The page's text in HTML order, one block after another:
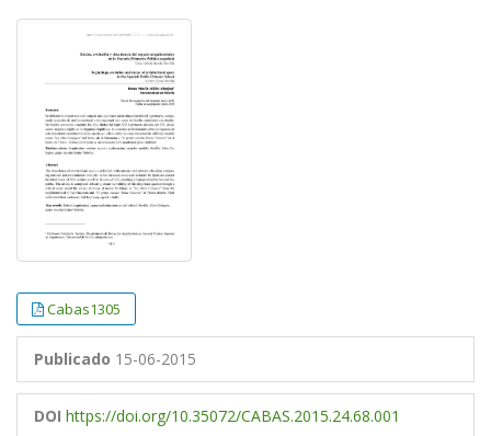
Cabas1305
Publicado 15-06-2015
DOI https://doi.org/10.35072/CABAS.2015.24.68.001